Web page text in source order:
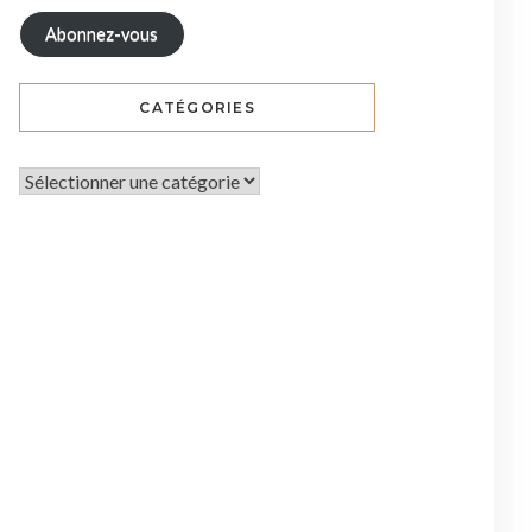
Abonnez-vous
CATÉGORIES